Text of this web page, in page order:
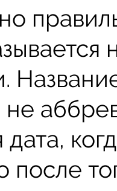
дата,
после